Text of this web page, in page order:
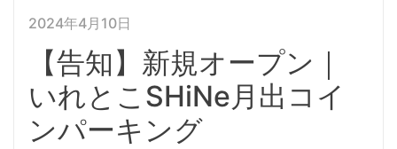
2024年4月10日
【告知】新規オープン｜
いれとこSHiNe月出コイ
ンパーキング